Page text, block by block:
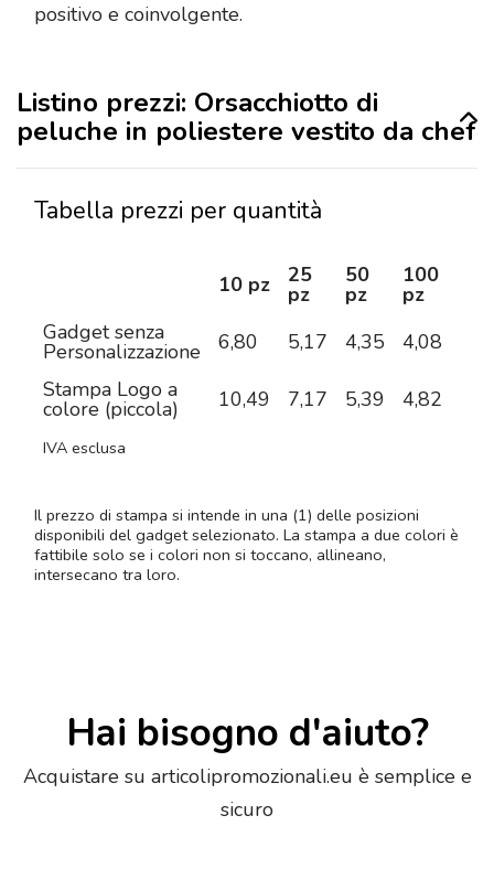
positivo e coinvolgente.
Listino prezzi: Orsacchiotto di
peluche in poliestere vestito da chef
Tabella prezzi per quantità
10 pz 25
pz
50
pz
100
pz
Gadget senza
Personalizzazione 6,80 5,17 4,35 4,08
Stampa Logo a
colore (piccola) 10,49 7,17 5,39 4,82
IVA esclusa
Il prezzo di stampa si intende in una (1) delle posizioni
disponibili del gadget selezionato. La stampa a due colori è
fattibile solo se i colori non si toccano, allineano,
intersecano tra loro.
Hai bisogno d'aiuto?
Acquistare su articolipromozionali.eu è semplice e
sicuro